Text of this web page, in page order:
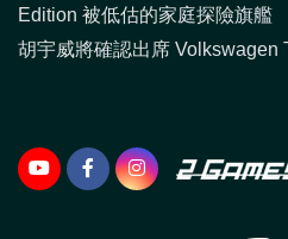
Edition 被低估的家庭探險旗艦
胡宇威將確認出席 Volkswagen